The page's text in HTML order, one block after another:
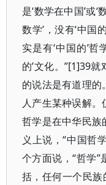
是‘数学在中国’或
数学’，没有‘中国
实是有‘中国的’哲
的’文化。”[1]39
的说法是有道理
人产生某种误解
哲学是在中华民族
义上说，“中国哲
个方面说，“哲学
括，任何一个民族